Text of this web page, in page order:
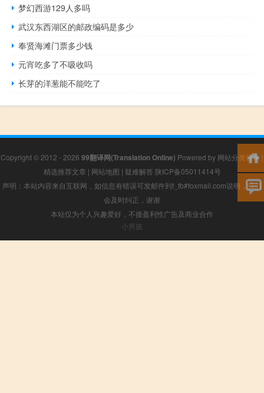
梦幻西游129人多吗
武汉东西湖区的邮政编码是多少
奉贤海滩门票多少钱
元宵吃多了不吸收吗
长芽的洋葱能不能吃了
Copyright © 2012 - 2026 99翻译网(Translation Online) Powered by 网站分类目录 |
精选推荐文章 | 网站地图 | 疑难解答 陕ICP备05011414号
声明：本站内容来自互联网，如信息有错误可发邮件到f_fb#foxmail.com说明，我们
会及时纠正，谢谢
本站仅为个人兴趣爱好，不接盈利性广告及商业合作
小男孩